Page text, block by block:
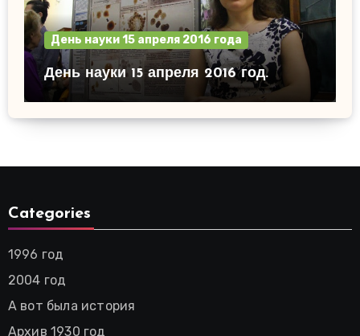
День науки 15 апреля 2016 года
День науки 15 апреля 2016 год.
Categories
1996 год
2004 год
А вот была история
Архив 1930 год